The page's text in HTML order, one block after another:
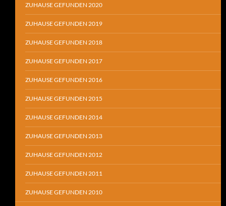
ZUHAUSE GEFUNDEN 2020
ZUHAUSE GEFUNDEN 2019
ZUHAUSE GEFUNDEN 2018
ZUHAUSE GEFUNDEN 2017
ZUHAUSE GEFUNDEN 2016
ZUHAUSE GEFUNDEN 2015
ZUHAUSE GEFUNDEN 2014
ZUHAUSE GEFUNDEN 2013
ZUHAUSE GEFUNDEN 2012
ZUHAUSE GEFUNDEN 2011
ZUHAUSE GEFUNDEN 2010